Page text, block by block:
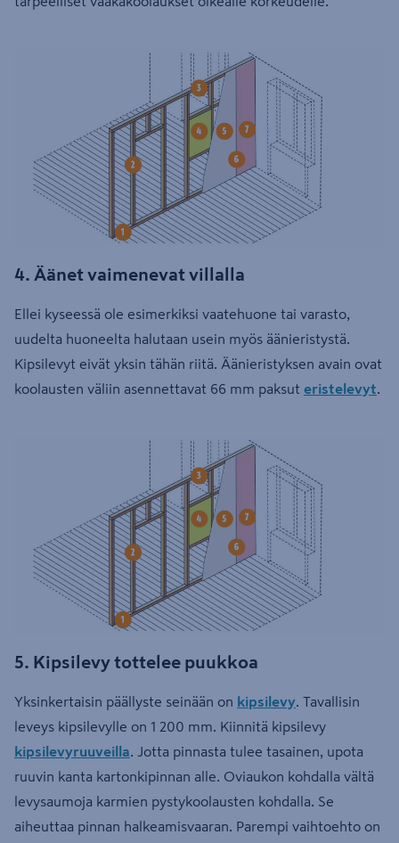
4. Äänet vaimenevat villalla
Ellei kyseessä ole esimerkiksi vaatehuone tai varasto,
uudelta huoneelta halutaan usein myös äänieristystä.
Kipsilevyt eivät yksin tähän riitä. Äänieristyksen avain ovat
koolausten väliin asennettavat 66 mm paksut eristelevyt.
5. Kipsilevy tottelee puukkoa
Yksinkertaisin päällyste seinään on kipsilevy. Tavallisin
leveys kipsilevylle on 1 200 mm. Kiinnitä kipsilevy
kipsilevyruuveilla. Jotta pinnasta tulee tasainen, upota
ruuvin kanta kartonkipinnan alle. Oviaukon kohdalla vältä
levysaumoja karmien pystykoolausten kohdalla. Se
aiheuttaa pinnan halkeamisvaaran. Parempi vaihtoehto on